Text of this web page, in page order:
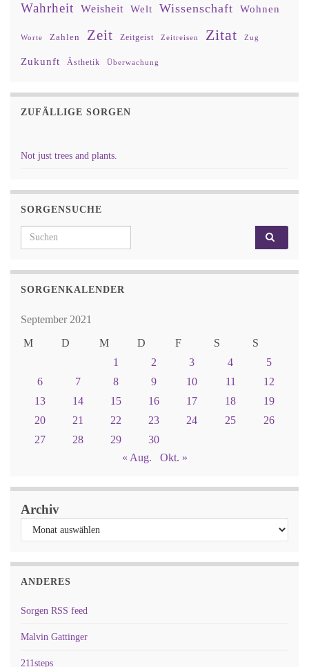
Wahrheit Weisheit Welt Wissenschaft Wohnen
Worte Zahlen Zeit Zeitgeist Zeitreisen Zitat Zug
Zukunft Ästhetik Überwachung
ZUFÄLLIGE SORGEN
Not just trees and plants.
SORGENSUCHE
Search for:
SORGENKALENDER
September 2021
M
D M D F S
S
1
2 3 4
5
6
7 8 9 10 11
12
13
14 15 16 17 18
19
20
21 22 23 24 25
26
27
28 29
30
« Aug.
Okt. »
Archiv
ANDERES
Sorgen RSS feed
Malvin Gattinger
211steps